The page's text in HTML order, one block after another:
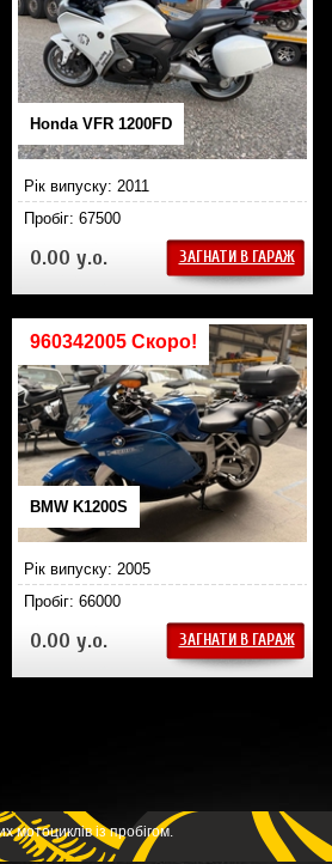
Honda VFR 1200FD
Рік випуску: 2011
Пробіг: 67500
0.00 у.о. ЗАГНАТИ В ГАРАЖ
960342005 Скоро!
BMW K1200S
Рік випуску: 2005
Пробіг: 66000
0.00 у.о. ЗАГНАТИ В ГАРАЖ
із пробігом.